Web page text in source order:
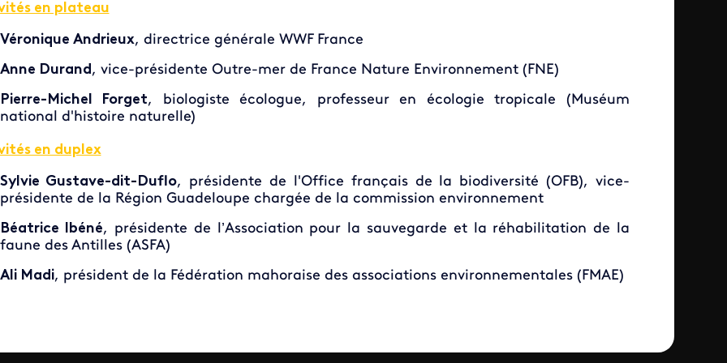
en plateau
Véronique Andrieux, directrice générale WWF France
Anne Durand, vice-présidente Outre-mer de France Nature Environnement (FNE)
Pierre-Michel Forget, biologiste écologue, professeur en écologie tropicale (Muséum
national d'histoire naturelle)
en duplex
Sylvie Gustave-dit-Duflo, présidente de l'Office français de la biodiversité (OFB), vice-
présidente de la Région Guadeloupe chargée de la commission environnement
Béatrice Ibéné, présidente de l’Association pour la sauvegarde et la réhabilitation de la
faune des Antilles (ASFA)
Ali Madi, président de la Fédération mahoraise des associations environnementales (FMAE)